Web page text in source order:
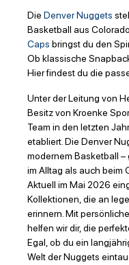
Die Denver Nuggets
Basketball aus
Caps bringst du den
Ob klassische
Hier findest du die
Unter der Leitung von
Besitz von Kroenke
Team in den letzten
etabliert. Die Denver
modernem Basketball
im Alltag als auch beim
Aktuell im Mai 2026
Kollektionen, die an
erinnern. Mit
helfen wir dir, die
Egal, ob du ein
Welt der Nuggets